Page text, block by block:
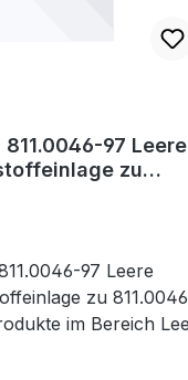
811.0046-97 Leere
zu
97 Leere
zu 811.0046
im Bereich Leere